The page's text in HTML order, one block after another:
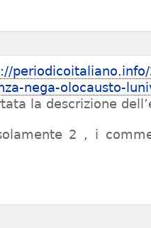
nega-olocausto-
la descrizione
2 , i